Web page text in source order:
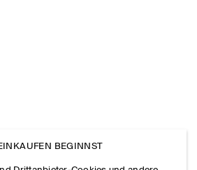
BEGINNST